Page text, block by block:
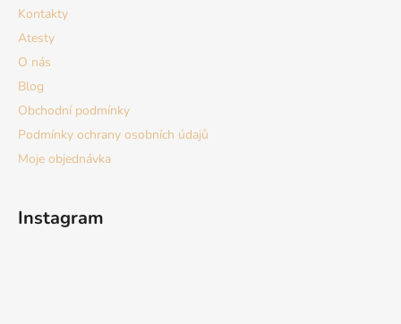
Kontakty
Atesty
O nás
Blog
Obchodní podmínky
Podmínky ochrany osobních údajů
Moje objednávka
Instagram